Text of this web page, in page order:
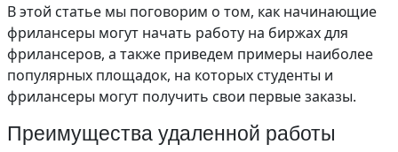
В этой статье мы поговорим о том, как начинающие
фрилансеры могут начать работу на биржах для
фрилансеров, а также приведем примеры наиболее
популярных площадок, на которых студенты и
фрилансеры могут получить свои первые заказы.
Преимущества удаленной работы